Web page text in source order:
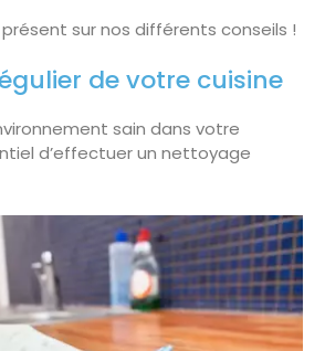
sur nos différents conseils !
de votre cuisine
sain dans votre
d’effectuer un nettoyage